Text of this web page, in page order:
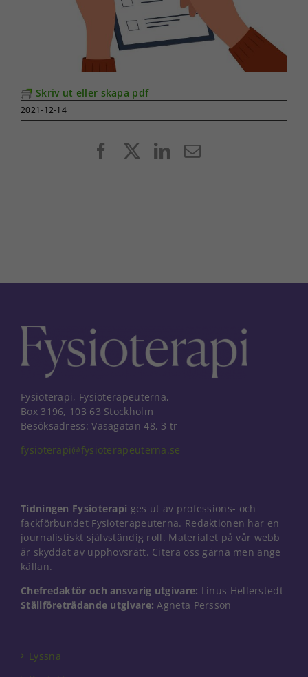
Skriv ut eller skapa pdf
2021-12-14
FacebookLinkedIn
E-
Fysioterapi, Fysioterapeuterna,
Box 3196, 103 63 Stockholm
Besöksadress: Vasagatan 48, 3 tr
fysioterapi@fysioterapeuterna.se
Tidningen Fysioterapi ges ut av professions- och
fackförbundet Fysioterapeuterna. Redaktionen har en
journalistiskt självständig roll. Materialet på vår webb
är skyddat av upphovsrätt. Citera oss gärna men ange
källan.
Chefredaktör och ansvarig utgivare: Linus Hellerstedt
Ställföreträdande utgivare: Agneta Persson
Lyssna
Nödvändiga